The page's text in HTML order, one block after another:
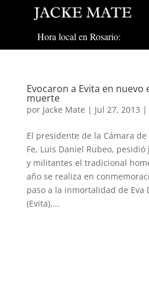
Hora local en Rosario:
Evocaron a Evita en nuevo
muerte
por Jacke Mate | Jul 27, 2013 |
El presidente de la Cámara
Fe, Luis Daniel Rubeo,
y militantes el tradicional
año se realiza en
paso a la inmortalidad de Eva
(Evita),...